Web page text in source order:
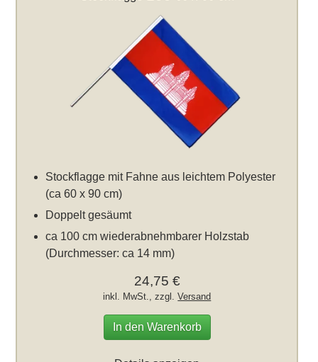
Stockflagge mit Fahne aus leichtem Polyester
(ca 60 x 90 cm)
Doppelt gesäumt
ca 100 cm wiederabnehmbarer Holzstab
(Durchmesser: ca 14 mm)
24,75 €
inkl. MwSt., zzgl.Versand
In den Warenkorb